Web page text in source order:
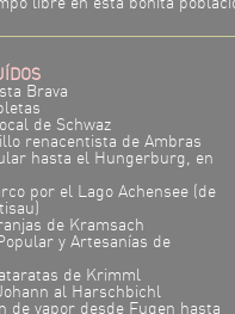
libre en esta bonita
Brava
de Schwaz
renacentista de Ambras
hasta el Hungerburg, en
por el Lago Achensee (de
de Kramsach
y Artesanías de
de Krimml
al Harschbichl
de vapor desde Fugen hasta